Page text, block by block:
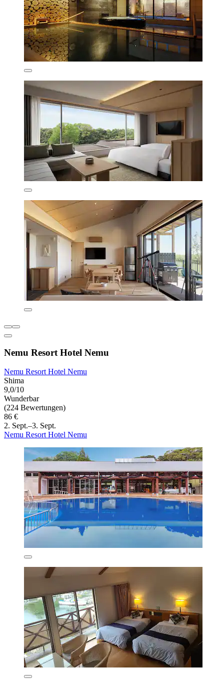
Nemu Resort Hotel Nemu
Nemu Resort Hotel Nemu
Shima
9,0/10
Wunderbar
(224 Bewertungen)
86 €
2. Sept.–3. Sept.
Nemu Resort Hotel Nemu